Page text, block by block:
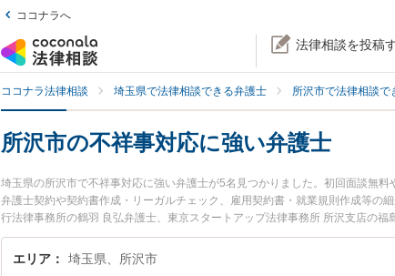
ココナラへ
法律相談を投稿
ココナラ法律相談 埼玉県で法律相談できる弁護士 所沢市で法律相談で
所沢市の不祥事対応に強い弁護士
埼玉県の所沢市で不祥事対応に強い弁護士が5名見つかりました。初回面談無
弁護士契約や契約書作成・リーガルチェック、雇用契約書・就業規則作成等の
行法律事務所の鶴羽 良弘弁護士、東京スタートアップ法律事務所 所沢支店の
夜間に発生した不祥事対応のトラブルを今すぐに弁護士に相談したい』『不祥
相談できる所沢市内の弁護士に相談予約したい』などでお困りの相談者さんにお
エリア 埼玉県、所沢市